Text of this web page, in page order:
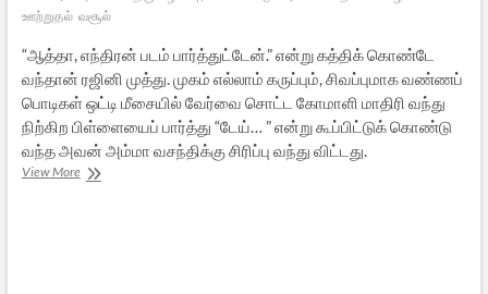
ஊற்றுதல் வசூல்
“ஆத்தா, எந்திரன் படம் பார்த்துட்டேன்.” என்று கத்திக் கொண்டே
வந்தான் ரஜினி முத்து. முகம் எல்லாம் கருப்பும், சிவப்புமாக வண்ணப்
பொடிகள் ஒட்டி மீசையில் வேர்வை சொட்ட கோமாளி மாதிரி வந்து
நிற்கிற பிள்ளையைப் பார்த்து “டேய்… ” என்று கூப்பிட்டுக் கொண்டு
வந்த அவன் அம்மா வசந்திக்கு சிரிப்பு வந்து விட்டது.
View Moreமாயக்கரங்கள்